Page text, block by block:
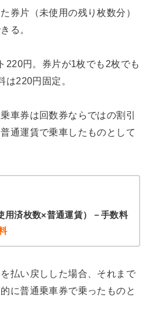
券片（未使用の残り枚数分）
る。
220円。券片が1枚でも2枚でも
は220円固定。
車券は回数券ならではの割引
通運賃で乗車したものとして
用済枚数×普通運賃）－手数料
払い戻しした場合、それまで
に普通乗車券で乗ったものと